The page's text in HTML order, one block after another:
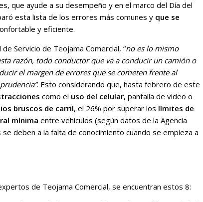
que ayude a su desempeño y en el marco del Día del
esta lista de los errores más comunes y que se
y eficiente.
Servicio de Teojama Comercial, “no es lo mismo
razón, todo conductor que va a conducir un camión o
el margen de errores que se cometen frente al
. Esto considerando que, hasta febrero de este
como el uso del celular, pantalla de video o
bruscos de carril, el 26% por superar los límites de
mínima entre vehículos (según datos de la Agencia
deben a la falta de conocimiento cuando se empieza a
de Teojama Comercial, se encuentran estos 8: